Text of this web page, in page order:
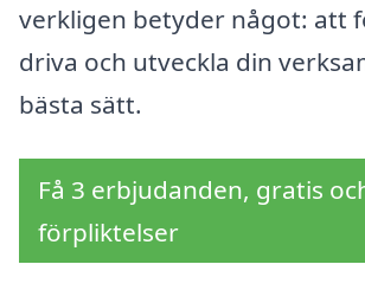
verkligen betyder något: att
driva och utveckla din
bästa sätt.
Få 3 erbjudanden, gratis
förpliktelser